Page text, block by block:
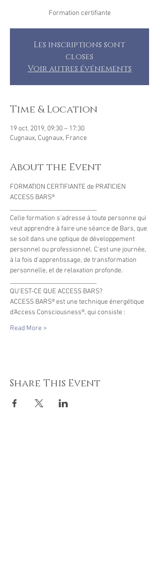
Formation certifiante
Les inscriptions sont
closes
Voir autres événements
Time & Location
19 oct. 2019, 09:30 – 17:30
Cugnaux, Cugnaux, France
About the Event
FORMATION CERTIFIANTE de PRATICIEN
ACCESS BARS®
Celle formation s'adresse à toute personne qui
veut apprendre à faire une séance de Bars, que
se soit dans une optique de développement
personnel ou professionnel. C'est une journée,
à la fois d'apprentissage, de transformation
personnelle, et de relaxation profonde.
QU'EST-CE QUE ACCESS BARS?
ACCESS BARS® est une technique énergétique
d'Access Consciousness®, qui consiste :
Read More >
Share This Event